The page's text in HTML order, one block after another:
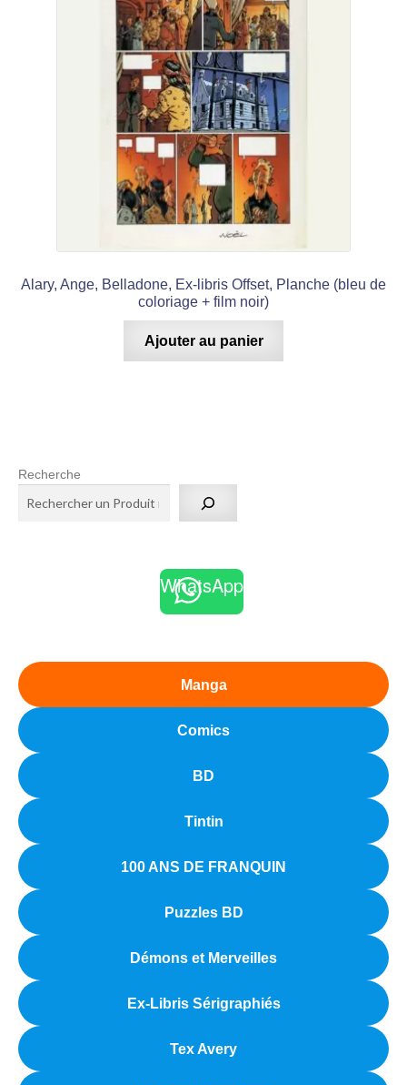
Alary, Ange, Belladone, Ex-libris Offset, Planche (bleu de
coloriage + film noir)
Ajouter au panier
Recherche
WhatsApp
Manga
Comics
BD
Tintin
100 ANS DE FRANQUIN
Puzzles BD
Démons et Merveilles
Ex-Libris Sérigraphiés
Tex Avery